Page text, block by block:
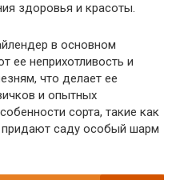
здоровья и красоты.
в основном
ее неприхотливость и
что делает ее
и опытных
сорта, такие как
саду особый шарм